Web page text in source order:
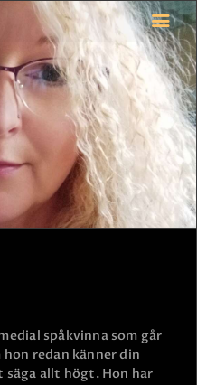
spåkvinna som går
redan känner din
säga allt högt. Hon har